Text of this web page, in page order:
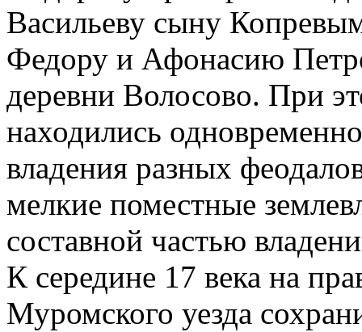
Васильеву сыну
Федору и Афонасию
деревни Волосово. При
находились
владения разных
мелкие поместные
составной частью
К середине 17 века на
Муромского уезда